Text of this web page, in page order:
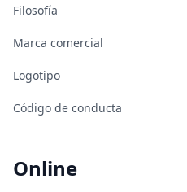
Filosofía
Marca comercial
Logotipo
Código de conducta
Online